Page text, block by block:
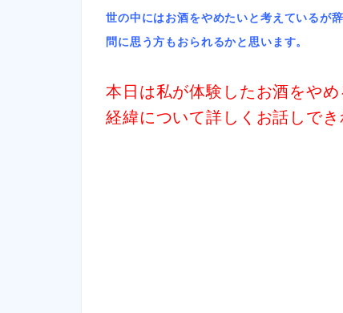
世の中にはお酒をやめたいと考えているが
問に思う方もおられるかと思います。
本日は私が体験したお酒をや
経緯について詳しくお話しでき